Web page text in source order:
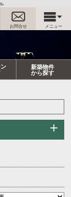
お問合せ メニュー
新築物件
から探す